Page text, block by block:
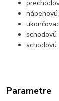
schodovú
schodovú
Parametre